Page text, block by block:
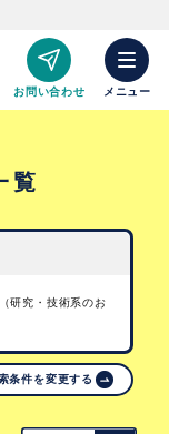
お問い合わせ メニュー
覧
研究・技術系のお
条件を変更する